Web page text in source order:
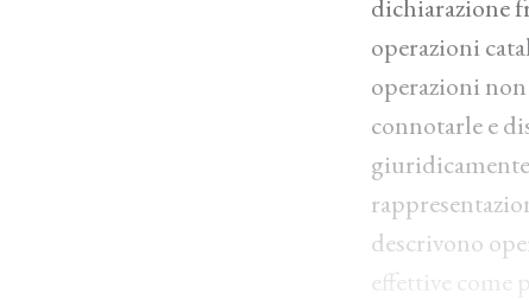
dichiarazione
operazioni
operazioni
connotarle e
descrivono
effettive come